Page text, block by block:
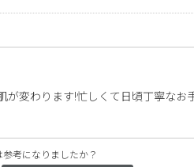
変わります!忙しくて日頃丁寧なお
考になりましたか？